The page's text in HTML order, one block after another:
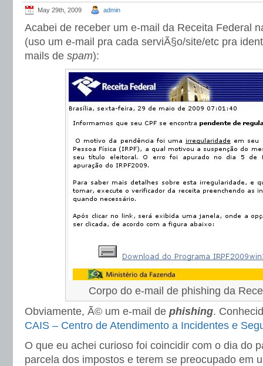
May 29th, 2009 admin
Acabei de receber um e-mail da Receita Federal
(uso um e-mail pra cada serviÃ§o/site/etc pra
mails de spam):
Corpo do e-mail de phishing da
Obviamente, Ã© um e-mail de phishing.
CAIS – Centro de Atendimento a Incidentes e
O que eu achei curioso foi coincidir com o dia do
parcela dos impostos e terem se preocupado em